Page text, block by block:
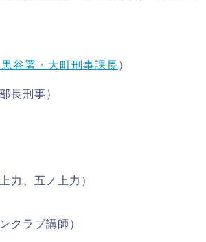
谷署・大町刑事課長）
長刑事）
力、五ノ上力）
クラブ講師）